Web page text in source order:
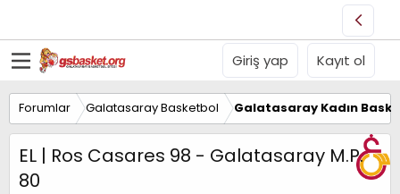
Giriş yap Kayıt ol
Forumlar Galatasaray Basketbol Galatasaray Kadın
EL | Ros Casares 98 - Galatasaray M.P.
80